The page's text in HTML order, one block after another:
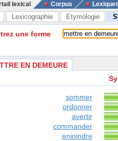
lexical Corpus
Lexicographie Etymologie
une forme
EN DEMEURE
sommer
ordonner
avertir
commander
enjoindre